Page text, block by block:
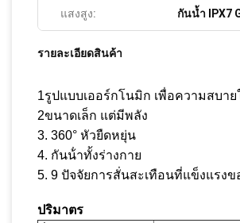
แสงสูง: กันน้ำ IPX7
รายละเอียดสินค้า
1รูปแบบเออร์กโนมิก เพื่อความสบาย
2ขนาดเล็ก แต่มีพลัง
3. 360° หัวยืดหยุ่น
4. กันน้ําทั้งร่างกาย
5. 9 ปัจจัยการสั่นสะเทือนที่แข็งแรง
ปริมาตร